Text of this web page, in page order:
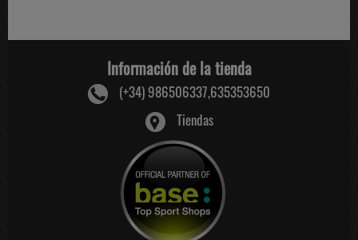
Información de la tienda
(+34) 986506337,635353650
Tiendas